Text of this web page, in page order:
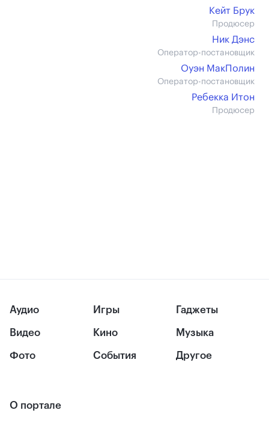
Кейт Брук
Продюсер
Ник Дэнс
Оператор-постановщик
Оуэн МакПолин
Оператор-постановщик
Ребекка Итон
Продюсер
Аудио
Видео
Фото
Игры
Кино
События
Гаджеты
Музыка
Другое
О портале